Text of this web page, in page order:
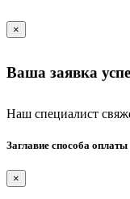
×
Ваша заявка
Наш специалист
Заглавие способа оплаты
×